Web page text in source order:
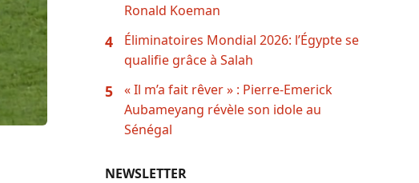
Ronald Koeman
4
Éliminatoires Mondial 2026: l’Égypte se
qualifie grâce à Salah
5
« Il m’a fait rêver » : Pierre-Emerick
Aubameyang révèle son idole au
Sénégal
NEWSLETTER